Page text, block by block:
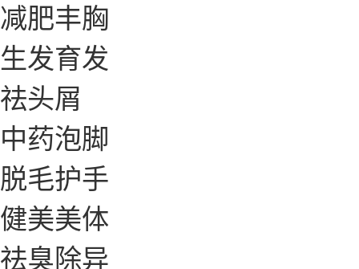
减肥丰胸
生发育发
祛头屑
中药泡脚
脱毛护手
健美美体
祛臭除异